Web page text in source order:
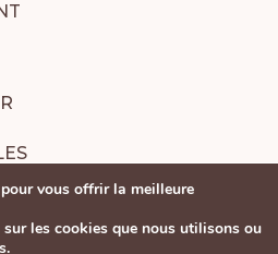
vous offrir la meilleure
les cookies que nous utilisons ou
.